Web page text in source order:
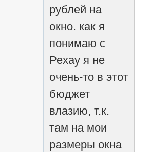
рублей на
окно. как я
понимаю с
Рехау я не
очень-то в этот
бюджет
влазию, т.к.
там на мои
размеры окна